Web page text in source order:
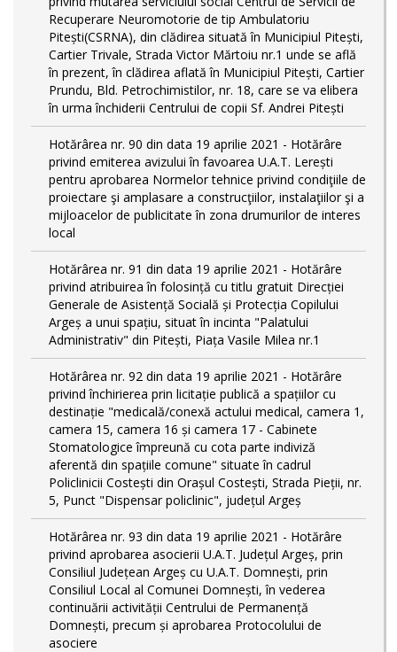
Recuperare Neuromotorie de tip Ambulatoriu
Pitești(CSRNA), din clădirea situată în Municipiul Pitești,
Cartier Trivale, Strada Victor Mărtoiu nr.1 unde se află
în prezent, în clădirea aflată în Municipiul Pitești, Cartier
Prundu, Bld. Petrochimistilor, nr. 18, care se va elibera
în urma închiderii Centrului de copii Sf. Andrei Pitești
Hotărârea nr. 90 din data 19 aprilie 2021 - Hotărâre
privind emiterea avizului în favoarea U.A.T. Lerești
pentru aprobarea Normelor tehnice privind condiţiile de
proiectare şi amplasare a construcţiilor, instalaţiilor şi a
mijloacelor de publicitate în zona drumurilor de interes
local
Hotărârea nr. 91 din data 19 aprilie 2021 - Hotărâre
privind atribuirea în folosință cu titlu gratuit Direcției
Generale de Asistență Socială și Protecția Copilului
Argeș a unui spațiu, situat în incinta "Palatului
Administrativ" din Pitești, Piața Vasile Milea nr.1
Hotărârea nr. 92 din data 19 aprilie 2021 - Hotărâre
privind închirierea prin licitație publică a spațiilor cu
destinație "medicală/conexă actului medical, camera 1,
camera 15, camera 16 și camera 17 - Cabinete
Stomatologice împreună cu cota parte indiviză
aferentă din spațiile comune" situate în cadrul
Policlinicii Costești din Orașul Costești, Strada Pieții, nr.
5, Punct "Dispensar policlinic", județul Argeș
Hotărârea nr. 93 din data 19 aprilie 2021 - Hotărâre
privind aprobarea asocierii U.A.T. Județul Argeș, prin
Consiliul Județean Argeș cu U.A.T. Domnești, prin
Consiliul Local al Comunei Domnești, în vederea
continuării activității Centrului de Permanență
Domnești, precum și aprobarea Protocolului de
asociere